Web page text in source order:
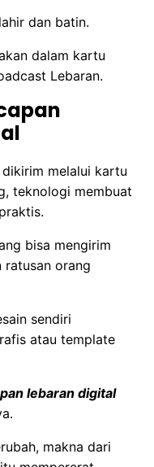
dan batin.
dalam kartu
Lebaran.
melalui kartu
teknologi membuat
bisa mengirim
ratusan orang
sendiri
atau template
lebaran digital
makna dari